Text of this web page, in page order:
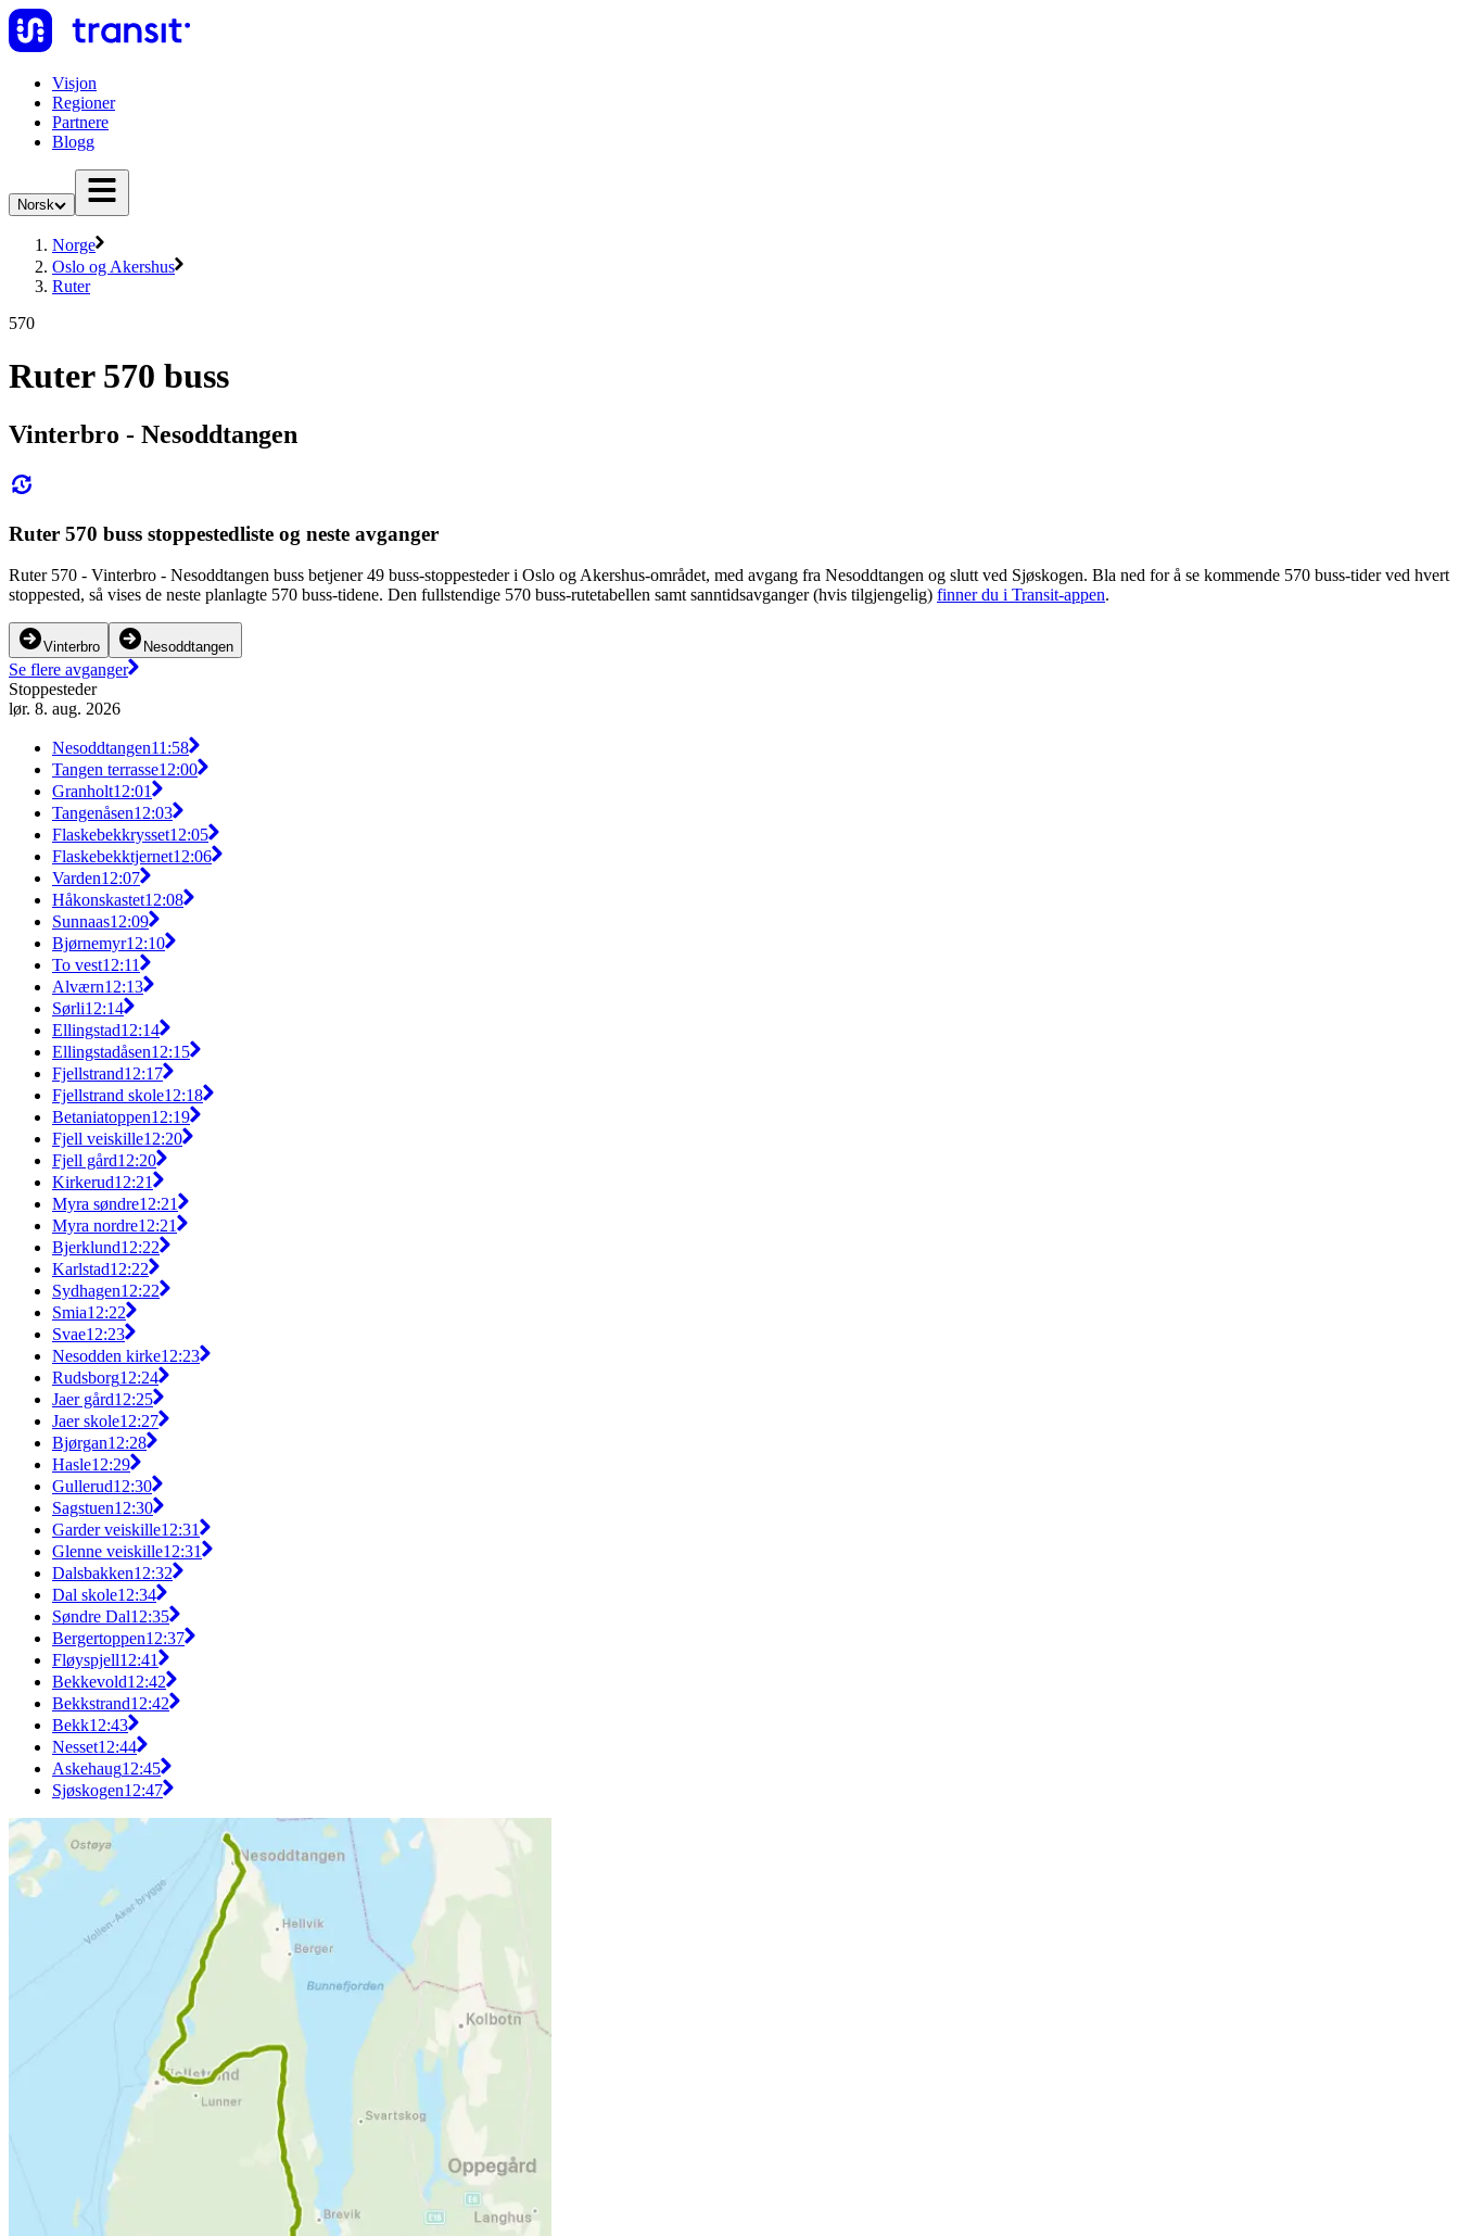
Visjon
Regioner
Partnere
Blogg
Norsk
Norge
Oslo og Akershus
Ruter
570
Ruter 570 buss
Vinterbro - Nesoddtangen
Ruter 570 buss stoppestedliste og neste avganger
Ruter 570 - Vinterbro - Nesoddtangen buss betjener 49 buss-stoppesteder i Oslo og Akershus-området, med avgang fra Nesoddtangen og slutt ved Sjøskogen. Bla ned for å se kommende 570 buss-tider ved hvert
stoppested, så vises de neste planlagte 570 buss-tidene. Den fullstendige 570 buss-rutetabellen samt sanntidsavganger (hvis tilgjengelig) finner du i Transit-appen.
Vinterbro Nesoddtangen
Se flere avganger
Stoppesteder
lør. 8. aug. 2026
Nesoddtangen11:58
Tangen terrasse12:00
Granholt12:01
Tangenåsen12:03
Flaskebekkrysset12:05
Flaskebekktjernet12:06
Varden12:07
Håkonskastet12:08
Sunnaas12:09
Bjørnemyr12:10
To vest12:11
Alværn12:13
Sørli12:14
Ellingstad12:14
Ellingstadåsen12:15
Fjellstrand12:17
Fjellstrand skole12:18
Betaniatoppen12:19
Fjell veiskille12:20
Fjell gård12:20
Kirkerud12:21
Myra søndre12:21
Myra nordre12:21
Bjerklund12:22
Karlstad12:22
Sydhagen12:22
Smia12:22
Svae12:23
Nesodden kirke12:23
Rudsborg12:24
Jaer gård12:25
Jaer skole12:27
Bjørgan12:28
Hasle12:29
Gullerud12:30
Sagstuen12:30
Garder veiskille12:31
Glenne veiskille12:31
Dalsbakken12:32
Dal skole12:34
Søndre Dal12:35
Bergertoppen12:37
Fløyspjell12:41
Bekkevold12:42
Bekkstrand12:42
Bekk12:43
Nesset12:44
Askehaug12:45
Sjøskogen12:47